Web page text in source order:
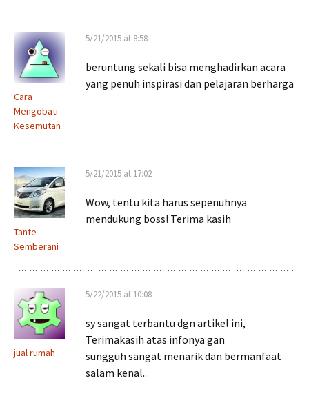
Cara
Mengobati
Kesemutan
5/21/2015 at 8:58
beruntung sekali bisa menghadirkan acara
yang penuh inspirasi dan pelajaran berharga
Tante
Semberani
5/21/2015 at 17:02
Wow, tentu kita harus sepenuhnya
mendukung boss! Terima kasih
jual rumah
5/22/2015 at 10:08
sy sangat terbantu dgn artikel ini,
Terimakasih atas infonya gan
sungguh sangat menarik dan bermanfaat
salam kenal..